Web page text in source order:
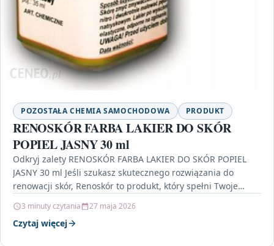
POZOSTAŁA CHEMIA SAMOCHODOWA PRODUKT
RENOSKÓR FARBA LAKIER DO SKÓR
POPIEL JASNY 30 ml
Odkryj zalety RENOSKÓR FARBA LAKIER DO SKÓR POPIEL
JASNY 30 ml Jeśli szukasz skutecznego rozwiązania do
renowacji skór, Renoskór to produkt, który spełni Twoje…
3 minuty czytania 27 maja 2026
Czytaj więcej